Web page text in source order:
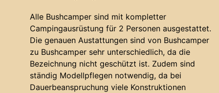
Alle Bushcamper sind mit kompletter
Campingausrüstung für 2 Personen ausgestattet.
Die genauen Austattungen sind von Bushcamper
zu Bushcamper sehr unterschiedlich, da die
Bezeichnung nicht geschützt ist. Zudem sind
ständig Modellpflegen notwendig, da bei
Dauerbeanspruchung viele Konstruktionen